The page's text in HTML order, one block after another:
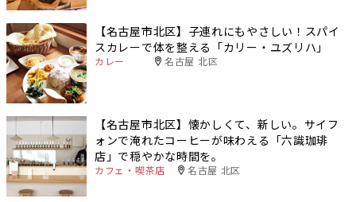
【名古屋市北区】子連れにもやさしい！スパイ
スカレーで体を整える「カリー・ユズリハ」
カレー 名古屋 北区
【名古屋市北区】懐かしくて、新しい。サイフ
ォンで淹れたコーヒーが味わえる「六識珈琲
店」で穏やかな時間を。
カフェ・喫茶店 名古屋 北区